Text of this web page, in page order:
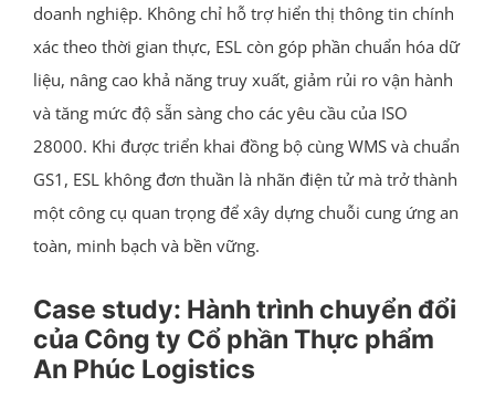
doanh nghiệp. Không chỉ hỗ trợ hiển thị thông tin chính
xác theo thời gian thực, ESL còn góp phần chuẩn hóa dữ
liệu, nâng cao khả năng truy xuất, giảm rủi ro vận hành
và tăng mức độ sẵn sàng cho các yêu cầu của ISO
28000. Khi được triển khai đồng bộ cùng WMS và chuẩn
GS1, ESL không đơn thuần là nhãn điện tử mà trở thành
một công cụ quan trọng để xây dựng chuỗi cung ứng an
toàn, minh bạch và bền vững.
Case study: Hành trình chuyển đổi
của Công ty Cổ phần Thực phẩm
An Phúc Logistics